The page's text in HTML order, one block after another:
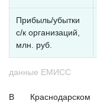
Прибыль/убытки
с/к организаций,
млн. руб.
данные ЕМИСС
В